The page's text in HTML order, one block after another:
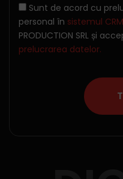
Sunt de acord cu
personal în sistemul CRM
PRODUCTION SRL și
prelucrarea datelor.